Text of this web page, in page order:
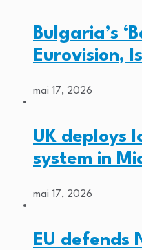
Bulgaria’s
Eurovision,
mai 17, 2026
UK deploys
system in
mai 17, 2026
EU defends